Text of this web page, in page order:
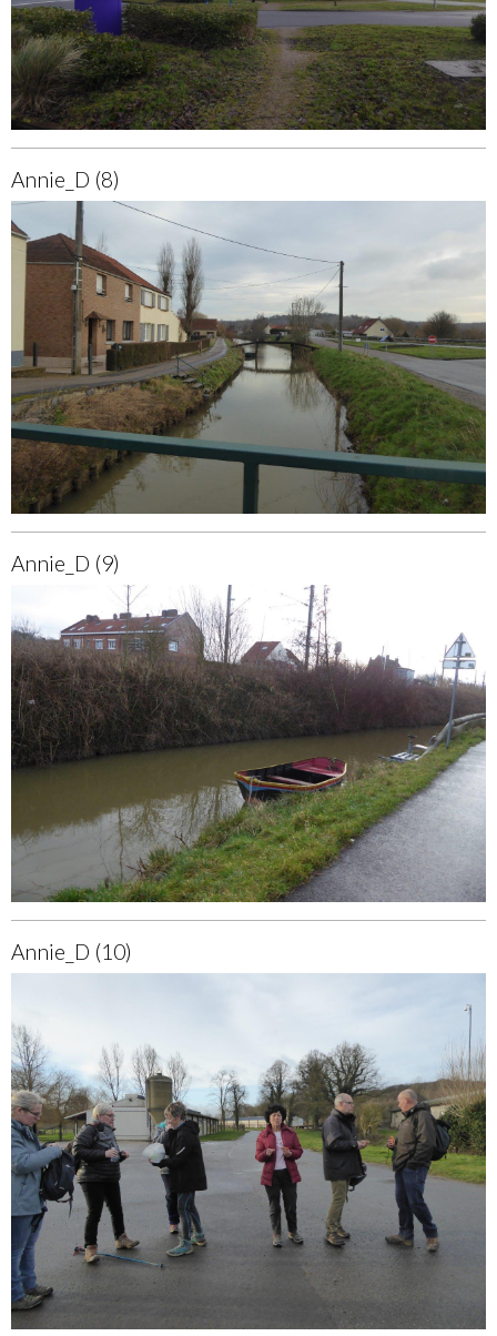
Annie_D (8)
Annie_D (9)
Annie_D (10)